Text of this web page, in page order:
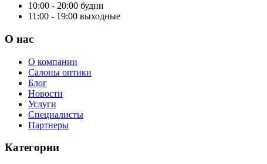
10:00 - 20:00 будни
11:00 - 19:00 выходные
О нас
О компании
Салоны оптики
Блог
Новости
Услуги
Специалисты
Партнеры
Категории